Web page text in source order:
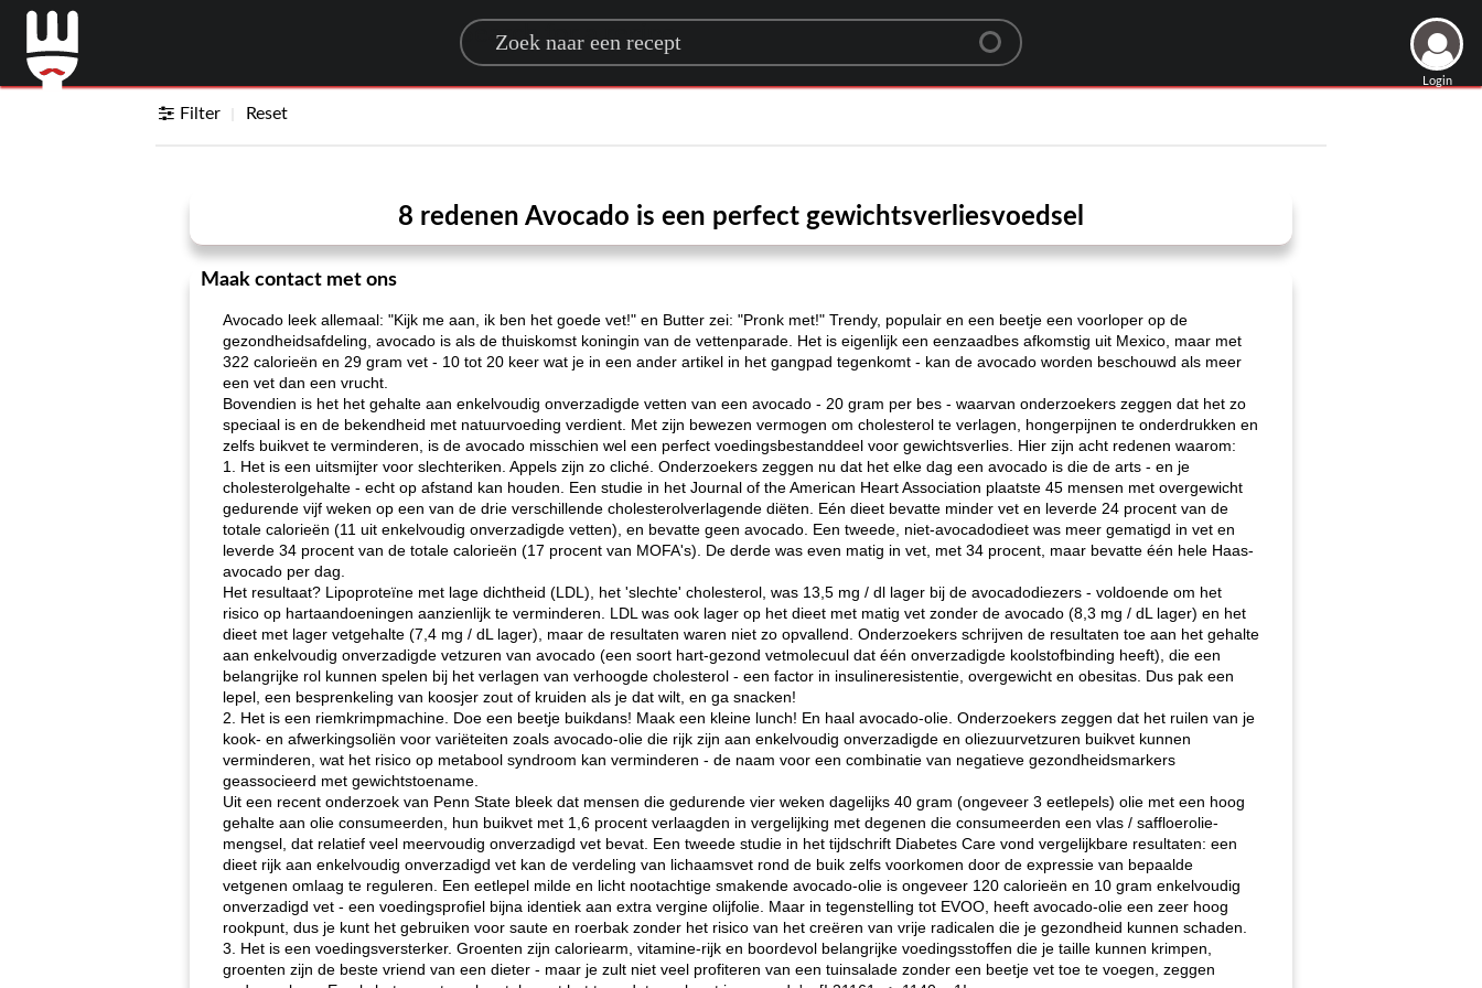
Search for a recipe
Login
Filter Reset
8 redenen Avocado is een perfect gewichtsverliesvoedsel
Maak contact met ons
Avocado leek allemaal: "Kijk me aan, ik ben het goede vet!" en Butter zei: "Pronk met!" Trendy, populair en een beetje een voorloper op de
gezondheidsafdeling, avocado is als de thuiskomst koningin van de vettenparade. Het is eigenlijk een eenzaadbes afkomstig uit Mexico, maar met
322 calorieën en 29 gram vet - 10 tot 20 keer wat je in een ander artikel in het gangpad tegenkomt - kan de avocado worden beschouwd als meer
een vet dan een vrucht.
Bovendien is het het gehalte aan enkelvoudig onverzadigde vetten van een avocado - 20 gram per bes - waarvan onderzoekers zeggen dat het zo
speciaal is en de bekendheid met natuurvoeding verdient. Met zijn bewezen vermogen om cholesterol te verlagen, hongerpijnen te onderdrukken en
zelfs buikvet te verminderen, is de avocado misschien wel een perfect voedingsbestanddeel voor gewichtsverlies. Hier zijn acht redenen waarom:
1. Het is een uitsmijter voor slechteriken. Appels zijn zo cliché. Onderzoekers zeggen nu dat het elke dag een avocado is die de arts - en je
cholesterolgehalte - echt op afstand kan houden. Een studie in het Journal of the American Heart Association plaatste 45 mensen met overgewicht
gedurende vijf weken op een van de drie verschillende cholesterolverlagende diëten. Eén dieet bevatte minder vet en leverde 24 procent van de
totale calorieën (11 uit enkelvoudig onverzadigde vetten), en bevatte geen avocado. Een tweede, niet-avocadodieet was meer gematigd in vet en
leverde 34 procent van de totale calorieën (17 procent van MOFA's). De derde was even matig in vet, met 34 procent, maar bevatte één hele Haas-
avocado per dag.
Het resultaat? Lipoproteïne met lage dichtheid (LDL), het 'slechte' cholesterol, was 13,5 mg / dl lager bij de avocadodiezers - voldoende om het
risico op hartaandoeningen aanzienlijk te verminderen. LDL was ook lager op het dieet met matig vet zonder de avocado (8,3 mg / dL lager) en het
dieet met lager vetgehalte (7,4 mg / dL lager), maar de resultaten waren niet zo opvallend. Onderzoekers schrijven de resultaten toe aan het gehalte
aan enkelvoudig onverzadigde vetzuren van avocado (een soort hart-gezond vetmolecuul dat één onverzadigde koolstofbinding heeft), die een
belangrijke rol kunnen spelen bij het verlagen van verhoogde cholesterol - een factor in insulineresistentie, overgewicht en obesitas. Dus pak een
lepel, een besprenkeling van koosjer zout of kruiden als je dat wilt, en ga snacken!
2. Het is een riemkrimpmachine. Doe een beetje buikdans! Maak een kleine lunch! En haal avocado-olie. Onderzoekers zeggen dat het ruilen van je
kook- en afwerkingsoliën voor variëteiten zoals avocado-olie die rijk zijn aan enkelvoudig onverzadigde en oliezuurvetzuren buikvet kunnen
verminderen, wat het risico op metabool syndroom kan verminderen - de naam voor een combinatie van negatieve gezondheidsmarkers
geassocieerd met gewichtstoename.
Uit een recent onderzoek van Penn State bleek dat mensen die gedurende vier weken dagelijks 40 gram (ongeveer 3 eetlepels) olie met een hoog
gehalte aan olie consumeerden, hun buikvet met 1,6 procent verlaagden in vergelijking met degenen die consumeerden een vlas / saffloerolie-
mengsel, dat relatief veel meervoudig onverzadigd vet bevat. Een tweede studie in het tijdschrift Diabetes Care vond vergelijkbare resultaten: een
dieet rijk aan enkelvoudig onverzadigd vet kan de verdeling van lichaamsvet rond de buik zelfs voorkomen door de expressie van bepaalde
vetgenen omlaag te reguleren. Een eetlepel milde en licht nootachtige smakende avocado-olie is ongeveer 120 calorieën en 10 gram enkelvoudig
onverzadigd vet - een voedingsprofiel bijna identiek aan extra vergine olijfolie. Maar in tegenstelling tot EVOO, heeft avocado-olie een zeer hoog
rookpunt, dus je kunt het gebruiken voor saute en roerbak zonder het risico van het creëren van vrije radicalen die je gezondheid kunnen schaden.
3. Het is een voedingsversterker. Groenten zijn caloriearm, vitamine-rijk en boordevol belangrijke voedingsstoffen die je taille kunnen krimpen,
groenten zijn de beste vriend van een dieter - maar je zult niet veel profiteren van een tuinsalade zonder een beetje vet toe te voegen, zeggen